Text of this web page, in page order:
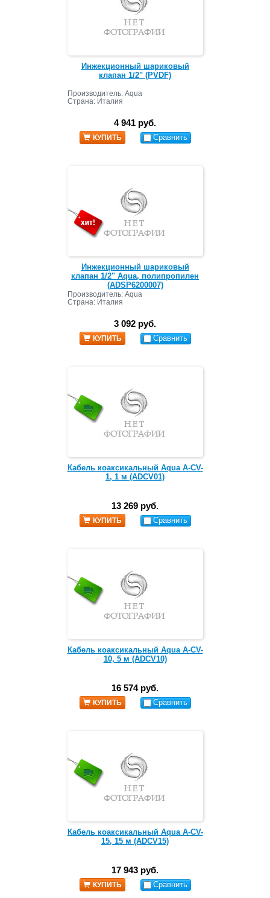
Инжекционный шариковый
клапан 1/2" (PVDF)
Производитель: Aqua
Страна: Италия
4 941 руб.
КУПИТЬ Сравнить
Инжекционный шариковый
клапан 1/2" Aqua, полипропилен
(ADSP6200007)
Производитель: Aqua
Страна: Италия
3 092 руб.
КУПИТЬ Сравнить
Кабель коаксикальный Aqua A-CV-
1, 1 м (ADCV01)
13 269 руб.
КУПИТЬ Сравнить
Кабель коаксикальный Aqua A-CV-
10, 5 м (ADCV10)
16 574 руб.
КУПИТЬ Сравнить
Кабель коаксикальный Aqua A-CV-
15, 15 м (ADCV15)
17 943 руб.
КУПИТЬ Сравнить